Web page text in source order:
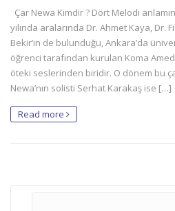
Çar Newa Kimdir ? Dört Melodi
yılında aralarında Dr. Ahmet Kaya, Dr.
Bekir’in de bulunduğu, Ankara’da
öğrenci tarafından kurulan Koma
öteki seslerinden biridir. O dönem bu
Newa’nın solisti Serhat Karakaş ise […]
Read more
Arama: